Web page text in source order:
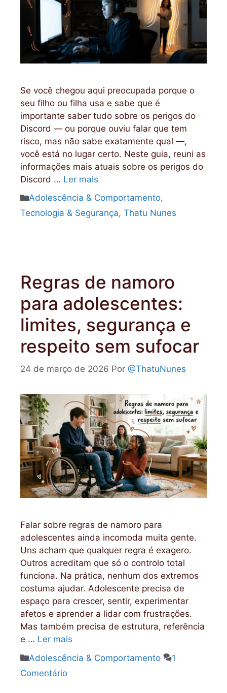
Se você chegou aqui preocupada porque o
seu filho ou filha usa e sabe que é
importante saber tudo sobre os perigos do
Discord — ou porque ouviu falar que tem
risco, mas não sabe exatamente qual —,
você está no lugar certo. Neste guia, reuni as
informações mais atuais sobre os perigos do
Discord … Ler mais
Categorias
Adolescência & Comportamento,
Tecnologia & Segurança, Thatu Nunes
Regras de namoro
para adolescentes:
limites, segurança e
respeito sem sufocar
24 de março de 2026 Por @ThatuNunes
Falar sobre regras de namoro para
adolescentes ainda incomoda muita gente.
Uns acham que qualquer regra é exagero.
Outros acreditam que só o controlo total
funciona. Na prática, nenhum dos extremos
costuma ajudar. Adolescente precisa de
espaço para crescer, sentir, experimentar
afetos e aprender a lidar com frustrações.
Mas também precisa de estrutura, referência
e … Ler mais
Categorias
Adolescência & Comportamento
1
Comentário